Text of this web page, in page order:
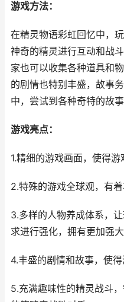
游戏方法：
在精灵物语彩虹回忆中，
神奇的精灵进行互动和战
家也可以收集各种道具和
的剧情也特别丰盛，故事
中，尝试到各种奇特的故事
游戏亮点：
1.精细的游戏画面，使得游
2.特殊的游戏全球观，有
3.多样的人物养成体系，
求进行强化，拥有更加强大
4.丰盛的剧情和故事，使
5.充满趣味性的精灵战斗